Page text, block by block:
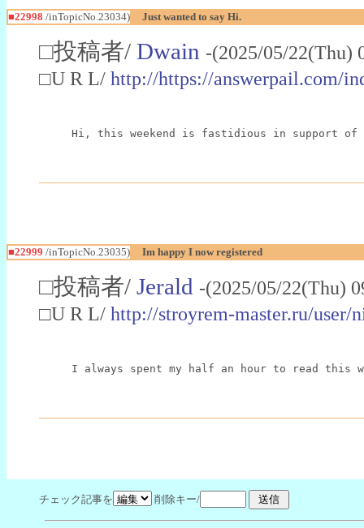
■22998 /inTopicNo.23034) Just wanted to say Hi.
□投稿者/ Dwain -(2025/05/
□U R L/ http://https://answerpail.com/
Hi, this weekend is fastidious in support of
■22999 /inTopicNo.23035) Im happy I now registered
□投稿者/ Jerald -(2025/05/22(Thu)
□U R L/ http://stroyrem-master.ru/user/
I always spent my half an hour to read
チェック記事を 削除キー/